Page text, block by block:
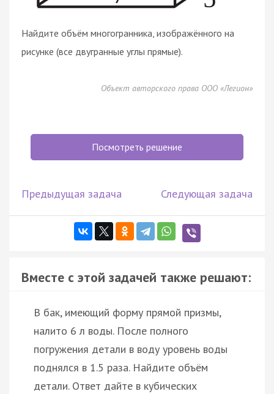
Найдите объём многогранника, изображённого на
рисунке (все двугранные углы прямые).
Объект авторского права ООО «Легион»
Посмотреть решение
Предыдущая задача Следующая задача
Вместе с этой задачей также решают:
В бак, имеющий форму прямой призмы,
налито 6 л воды. После полного
погружения детали в воду уровень воды
поднялся в 1.5 раза. Найдите объём
детали. Ответ дайте в кубических